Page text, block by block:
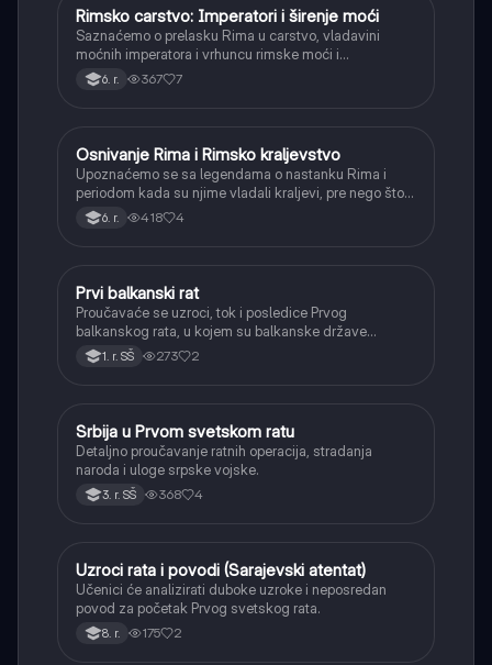
Istorija
Rimsko carstvo: Imperatori i širenje moći
Saznaćemo o prelasku Rima u carstvo, vladavini
moćnih imperatora i vrhuncu rimske moći i
teritorijalnog širenja.
6. r. 367 7
Istorija
Osnivanje Rima i Rimsko kraljevstvo
Upoznaćemo se sa legendama o nastanku Rima i
periodom kada su njime vladali kraljevi, pre nego što
je postao republika.
6. r. 418 4
Istorija
Prvi balkanski rat
Proučavaće se uzroci, tok i posledice Prvog
balkanskog rata, u kojem su balkanske države
oslobodile veći deo teritorija od Osmanskog carstva.
1. r. SŠ 273 2
Istorija
Srbija u Prvom svetskom ratu
Detaljno proučavanje ratnih operacija, stradanja
naroda i uloge srpske vojske.
3. r. SŠ 368 4
Istorija
Uzroci rata i povodi (Sarajevski atentat)
Učenici će analizirati duboke uzroke i neposredan
povod za početak Prvog svetskog rata.
8. r. 175 2